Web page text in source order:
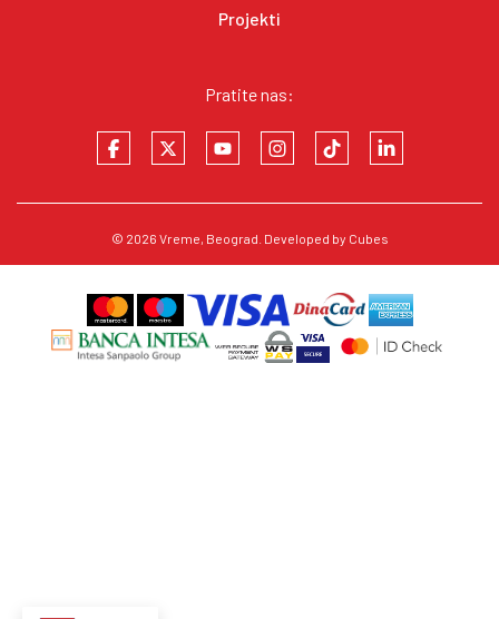
Projekti
Pratite nas:
© 2026 Vreme, Beograd. Developed by Cubes